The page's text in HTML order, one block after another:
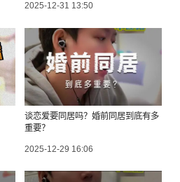
2025-12-31 13:50
谈恋爱要同居吗？婚前同居到底有多
重要？
2025-12-29 16:06